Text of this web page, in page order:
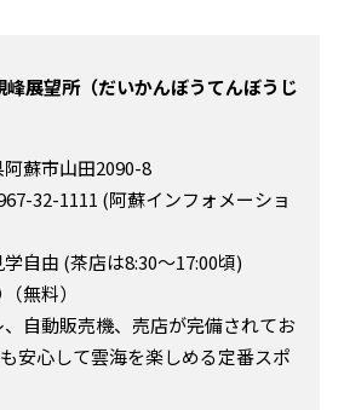
展望所（だいかんぼうてんぼうじ
蘇市山田2090-8
32-1111 (阿蘇インフォメーショ
学自由 (茶店は8:30～17:00頃)
無料）
、自動販売機、売店が完備されてお
安心して雲海を楽しめる定番スポ